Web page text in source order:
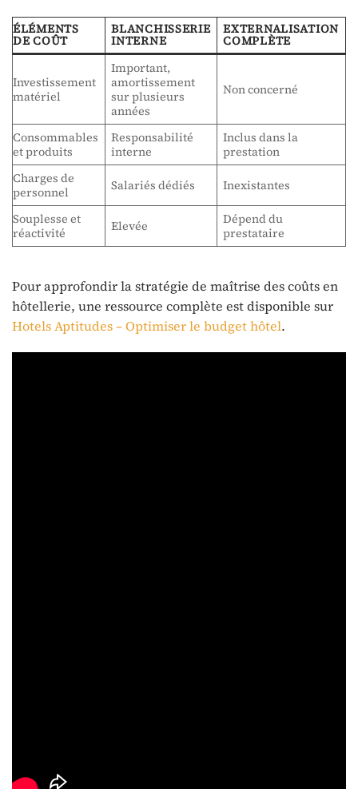
ÉLÉMENTS
DE COÛT
BLANCHISSERIE
INTERNE
EXTERNALISATION
COMPLÈTE
Investissement
matériel
Important,
amortissement
sur plusieurs
années
Non concerné
Consommables
et produits
Responsabilité
interne
Inclus dans la
prestation
Charges de
personnel
Salariés dédiés Inexistantes
Souplesse et
réactivité
Elevée
Dépend du
prestataire
Pour approfondir la stratégie de maîtrise des coûts en
hôtellerie, une ressource complète est disponible sur
Hotels Aptitudes – Optimiser le budget hôtel.